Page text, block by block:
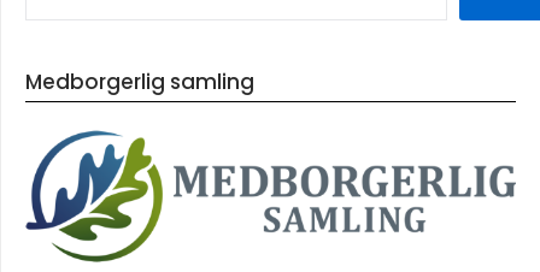
Medborgerlig samling